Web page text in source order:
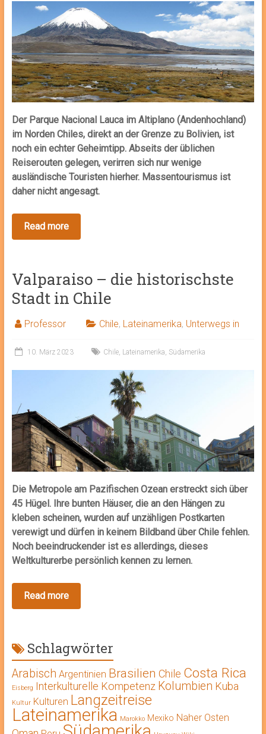
Der Parque Nacional Lauca im Altiplano (Andenhochland)
im Norden Chiles, direkt an der Grenze zu Bolivien, ist
noch ein echter Geheimtipp. Abseits der üblichen
Reiserouten gelegen, verirren sich nur wenige
ausländische Touristen hierher. Massentourismus ist
daher nicht angesagt.
Valparaiso – die historischste
Stadt in Chile
Professor Chile, Lateinamerika, Unterwegs in
10. März 2023 Chile, Lateinamerika, Südamerika
Die Metropole am Pazifischen Ozean erstreckt sich über
45 Hügel. Ihre bunten Häuser, die an den Hängen zu
kleben scheinen, wurden auf unzähligen Postkarten
verewigt und dürfen in keinem Bildband über Chile fehlen.
Noch beeindruckender ist es allerdings, dieses
Weltkulturerbe persönlich kennen zu lernen.
Schlagwörter
Arabisch Argentinien Brasilien Chile Costa Rica
Eisberg Interkulturelle Kompetenz Kolumbien Kuba
Kultur Kulturen Langzeitreise
Lateinamerika Marokko Mexiko Naher Osten